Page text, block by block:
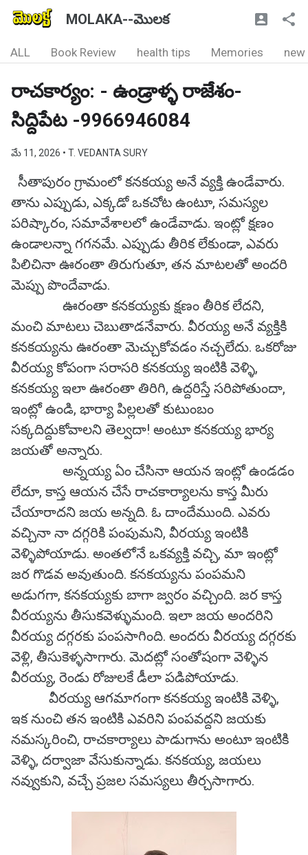
MOLAKA--మొలక
ALL Book Review health tips Memories new
రాచకార్యం: - ఉండ్రాళ్ళ రాజేశం-
సిద్దిపేట -9966946084
మే 11, 2026 • T. VEDANTA SURY
సీతాపురం గ్రామంలో కనకయ్య అనే వ్యక్తి ఉండేవారు.
తాను ఎప్పుడు, ఎక్కడో ఒకచోట ఉంటూ, సమస్యల
పరిష్కారం, సమావేశాలలో ఉండేవాడు. ఇంట్లో క్షణం
ఉండాలన్నా గగనమే. ఎప్పుడు తీరిక లేకుండా, ఎవరు
పిలిచినా ఊరంతా తిరుగుతూ, తన మాటలతో అందరి
మెప్పు పొందేవాడు.
ఊరంతా కనకయ్యకు క్షణం తీరిక లేదని,
మంచి మాటలు చెబుతాడనేవారు. వీరయ్య అనే వ్యక్తికి
కనకయ్యను ఊరంతా మెచ్చుకోవడం నచ్చలేదు. ఒకరోజు
వీరయ్య కోపంగా సరాసరి కనకయ్య ఇంటికి వెళ్ళి,
కనకయ్య ఇలా ఊరంతా తిరిగి, ఉద్దరిస్తే సరిపోతుందా,
ఇంట్లో ఉండి, భార్యా పిల్లలతో కుటుంబం
సక్కదిద్దుకోవాలని తెల్వదా! అంటూ కనకయ్య భార్య
జయతో అన్నారు.
అన్నయ్య ఏం చేసినా ఆయన ఇంట్లో ఉండడం
లేదూ, కాస్త ఆయన చేసే రాచకార్యాలను కాస్త మీరు
చేయారాదని జయ అన్నది. ఓ దాందేముంది. ఎవరు
వచ్చినా నా దగ్గరికి పంపుమని, వీరయ్య ఇంటికి
వెళ్ళిపోయాడు. అంతలోనే ఒకవ్యక్తి వచ్చి, మా ఇంట్లో
జర గొడవ అవుతుంది. కనకయ్యను పంపమని
అడుగగా, కనకయ్యకు బాగా జ్వరం వచ్చింది. జర కాస్త
వీరయ్యను తీసుకవెళ్ళుమంది. ఇలా జయ అందరిని
వీరయ్య దగ్గరకు పంపసాగింది. అందరు వీరయ్య దగ్గరకు
వెళ్లి, తీసుకెళ్ళసాగారు. మెదట్లో సంతోషంగా వెళ్ళిన
వీరయ్య, రెండు రోజులకే డీలా పడిపోయాడు.
వీరయ్య ఆగమాగంగా కనకయ్య ఇంటికి వెళ్ళి,
ఇక నుంచి తన ఇంటికి ఎవరిని పంపవద్దని జయకు
నమస్కరించి, రాచకార్యాలు పాడుగాను అంటూ ఇంటికి
వెళ్ళి, దర్వాజా వేసుకున్నాడు. కనకయ్య, జయలు
నవ్వుకుని, వచ్చే ప్రజల సమస్యలు తీర్చసాగారు.